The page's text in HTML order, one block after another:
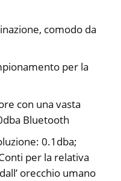
comodo da
per la
con una vasta
Bluetooth
0.1dba;
per la relativa
orecchio umano